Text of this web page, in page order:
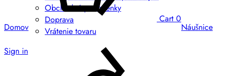
Obchodné podmienky
Doprava
Vrátenie tovaru
Sign in
Cart 0
Domov Náušnice